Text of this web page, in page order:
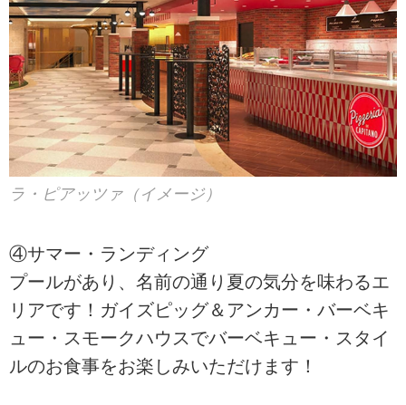
ラ・ピアッツァ（イメージ）
④サマー・ランディング
プールがあり、名前の通り夏の気分を味わるエ
リアです！ガイズピッグ＆アンカー・バーベキ
ュー・スモークハウスでバーベキュー・スタイ
ルのお食事をお楽しみいただけます！